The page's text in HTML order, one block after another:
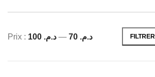
FILTRER
Prix : د.م. 70 — د.م. 100